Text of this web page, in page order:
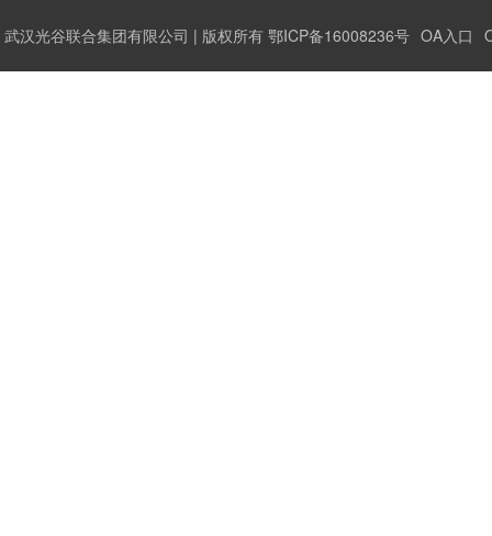
武汉光谷联合集团有限公司 | 版权所有 鄂ICP备16008236号 OA入口